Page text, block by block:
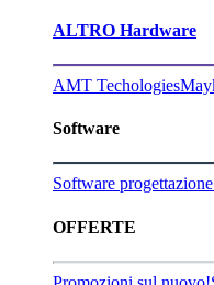
ALTRO Hardware
AMT Techologies
Software
Software
OFFERTE